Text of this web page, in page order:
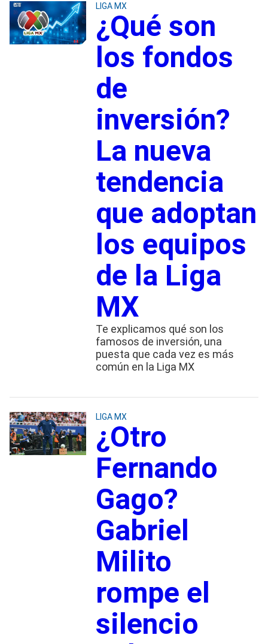
LIGA MX
¿Qué son
los fondos
de
inversión?
La nueva
tendencia
que adoptan
los equipos
de la Liga
MX
Te explicamos qué son los
famosos de inversión, una
puesta que cada vez es más
común en la Liga MX
LIGA MX
¿Otro
Fernando
Gago?
Gabriel
Milito
rompe el
silencio